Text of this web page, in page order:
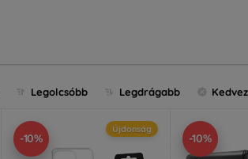
Legolcsóbb Legdrágabb
-10%
Újdonság
-10%